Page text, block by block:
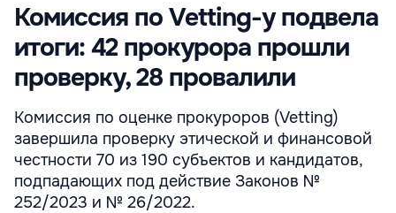
Комиссия по Vetting-у подвела
итоги: 42 прокурора прошли
проверку, 28 провалили
Комиссия по оценке прокуроров (Vetting)
завершила проверку этической и финансовой
честности 70 из 190 субъектов и кандидатов,
подпадающих под действие Законов №
252/2023 и № 26/2022.